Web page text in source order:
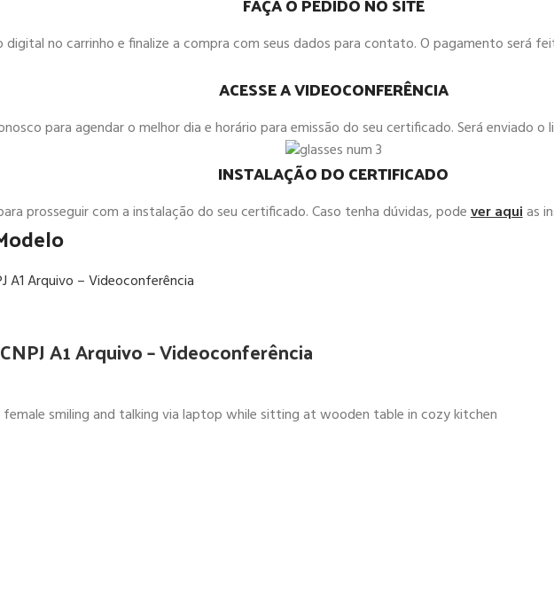
no carrinho e finalize a compra com seus dados para contato. O pagamento será
ACESSE A VIDEOCONFERÊNCIA
para agendar o melhor dia e horário para emissão do seu certificado. Será enviado
INSTALAÇÃO DO CERTIFICADO
prosseguir com a instalação do seu certificado. Caso tenha dúvidas, podever aquias
A1 Arquivo – Videoconferência